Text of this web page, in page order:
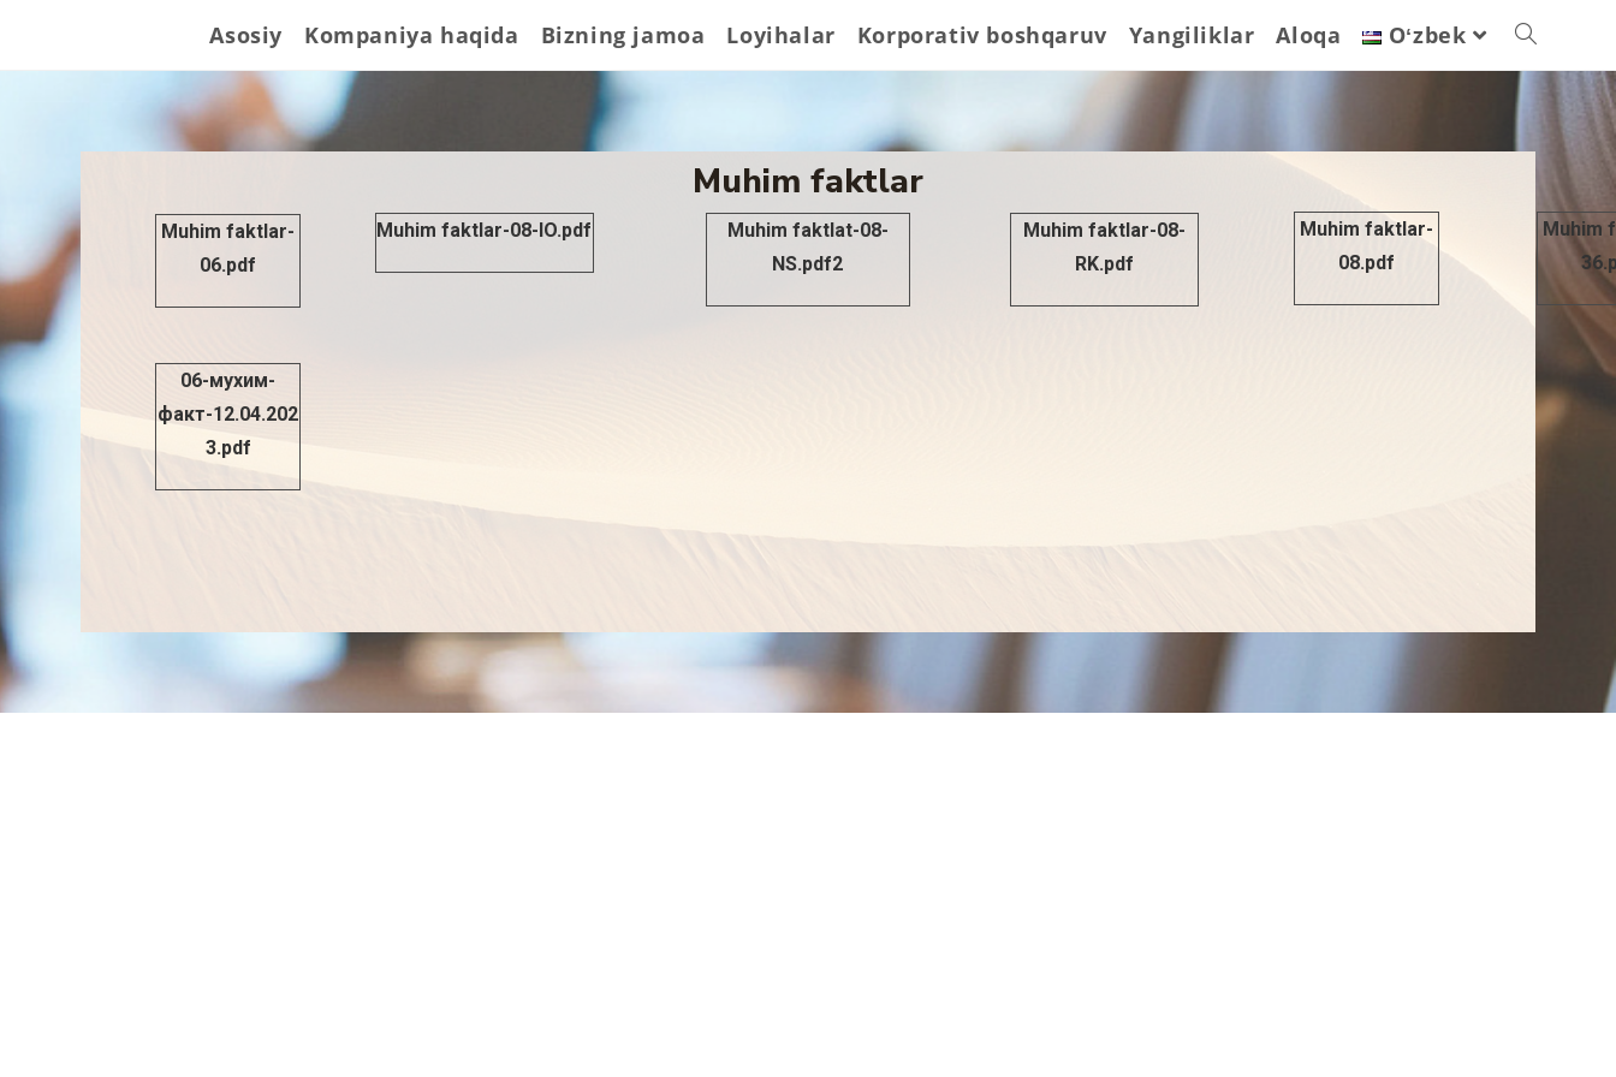
Asosiy Kompaniya haqida Bizning jamoa Loyihalar Korporativ boshqaruv Yangiliklar Aloqa Oʻzbek
Muhim faktlar
Muhim faktlar-
06.pdf
Muhim faktlar-08-IO.pdf
Muhim faktlat-08-
NS.pdf2
Muhim faktlar-08-
RK.pdf
Muhim faktlar-
08.pdf
Muhim
06-мухим-
факт-12.04.202
3.pdf